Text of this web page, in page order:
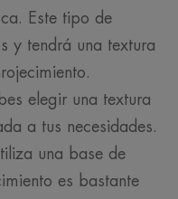
Este tipo de
y tendrá una textura
elegir una textura
a tus necesidades.
una base de
es bastante